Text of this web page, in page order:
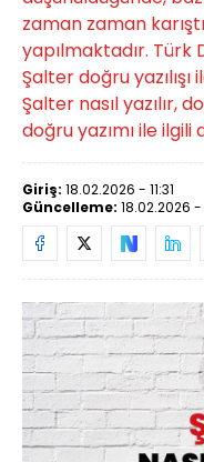
zaman zaman
yapılmaktadır. Türk
Şalter doğru yazılışı
Şalter nasıl yazılır,
doğru yazımı ile ilgili
Giriş: 18.02.2026 - 11:31
Güncelleme: 18.02.2026 -